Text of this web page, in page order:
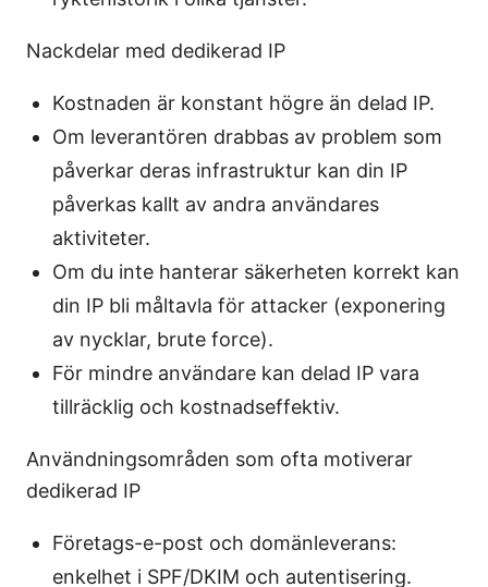
Nackdelar med dedikerad IP
Kostnaden är konstant högre än delad IP.
Om leverantören drabbas av problem som
påverkar deras infrastruktur kan din IP
påverkas kallt av andra användares
aktiviteter.
Om du inte hanterar säkerheten korrekt kan
din IP bli måltavla för attacker (exponering
av nycklar, brute force).
För mindre användare kan delad IP vara
tillräcklig och kostnadseffektiv.
Användningsområden som ofta motiverar
dedikerad IP
Företags-e-post och domänleverans:
enkelhet i SPF/DKIM och autentisering.